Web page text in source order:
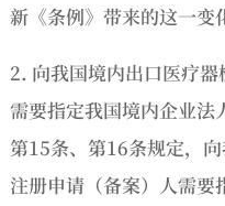
新《条例》带来的这一变
2. 向我国境内出口医疗器
需要指定我国境内企业法
第15条、第16条规定，
注册申请（备案）人需要